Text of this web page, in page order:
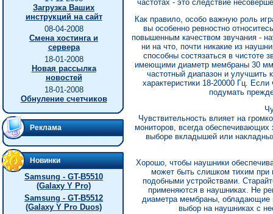
Загрузка Ваших
инструкций на сайт
08-04-2008
Смена хостинга и
сервера
18-01-2008
Новая рассылка
новостей
18-01-2008
Обнуление счетчиков
Реклама
Новинки
Samsung - GT-B5510
(Galaxy Y Pro)
Samsung - GT-B5512
(Galaxy Y Pro Duos)
частотах - это следствие
Как правило, особо важную роль
вы особенно ревностно
повышенным качеством звучания -
ни на что, почти никакие из
способны состязаться в чистоте
имеющими диаметр мембраны 30 мм
частотный диапазон и улучшить
характеристики 18-20000 Гц.
подумать
Чувствительность влияет на
мониторов, всегда обеспечивающих
выборе вкладышей или
Хорошо, чтобы наушники
может быть слишком тихим при
подобными устройствами.
применяются в наушниках. Не
диаметра мембраны, обладающие
выбор на наушниках с